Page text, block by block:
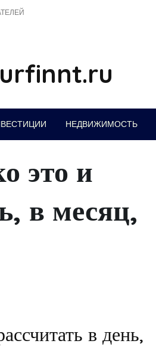
urfinnt.ru
НЕДВИЖИМОСТЬ
это и
в месяц,
в день,